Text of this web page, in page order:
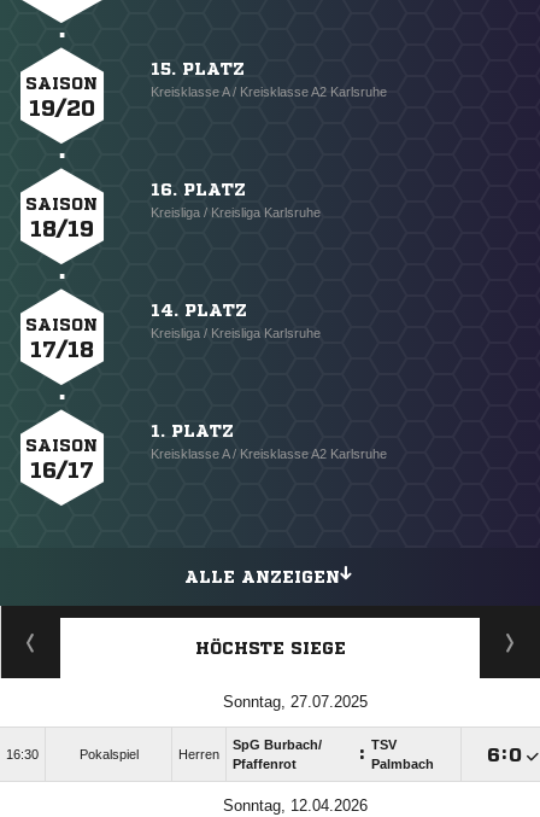
SAISON
19/20
15. PLATZ
Kreisklasse A / Kreisklasse A2 Karlsruhe
SAISON
18/19
16. PLATZ
Kreisliga / Kreisliga Karlsruhe
SAISON
17/18
14. PLATZ
Kreisliga / Kreisliga Karlsruhe
SAISON
16/17
1. PLATZ
Kreisklasse A / Kreisklasse A2 Karlsruhe
ALLE ANZEIGEN
HÖCHSTE SIEGE
Sonntag, 27.07.2025
16:30 Pokalspiel Herren
SpG Burbach/​
Pfaffenrot
: TSV
Palmbach
:
Sonntag, 12.04.2026